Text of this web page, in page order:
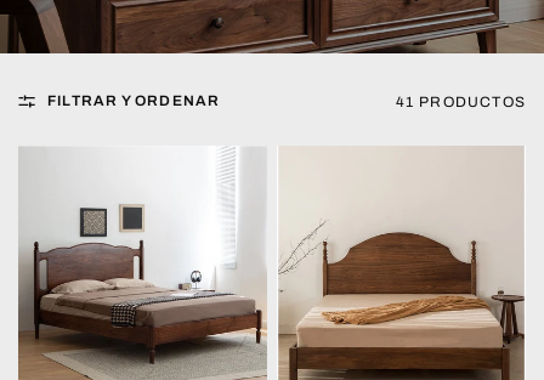
FILTRAR Y ORDENAR 41 PRODUCTOS